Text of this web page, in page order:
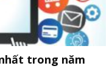
trong năm